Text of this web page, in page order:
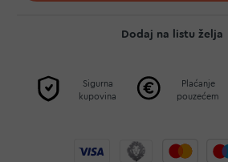
Dodaj na listu želja
Sigurna
kupovina
Plaćanje
pouzećem